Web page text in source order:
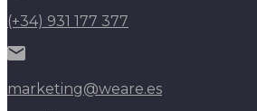
(+34) 931 177 377
marketing@weare.es